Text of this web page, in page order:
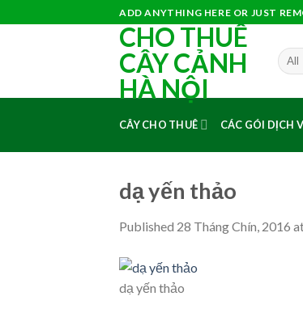
ADD ANYTHING HERE OR JUST
CHO THUÊ
CÂY CẢNH
HÀ NỘI
CÂY CHO THUÊ CÁC GÓI DỊCH
dạ yến thảo
Published 28 Tháng Chín, 2016
dạ yến thảo